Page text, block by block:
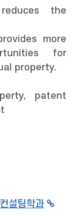
the
more
for
property.
patent
설팅학과